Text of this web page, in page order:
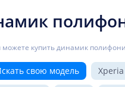
можете купить динамик
свою модель